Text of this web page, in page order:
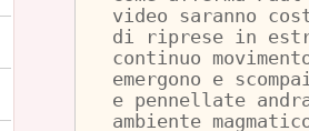
video saranno
di riprese in
continuo
emergono e
e pennellate
ambiente